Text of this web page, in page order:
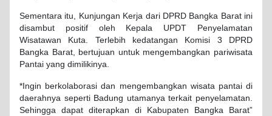
Sementara itu, Kunjungan Kerja dari DPRD Bangka Barat ini
disambut positif oleh Kepala UPDT Penyelamatan
Wisatawan Kuta. Terlebih kedatangan Komisi 3 DPRD
Bangka Barat, bertujuan untuk mengembangkan pariwisata
Pantai yang dimilikinya.
*Ingin berkolaborasi dan mengembangkan wisata pantai di
daerahnya seperti Badung utamanya terkait penyelamatan.
Sehingga dapat diterapkan di Kabupaten Bangka Barat”